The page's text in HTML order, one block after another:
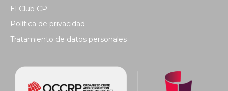
El Club CP
Política de privacidad
Tratamiento de datos personales